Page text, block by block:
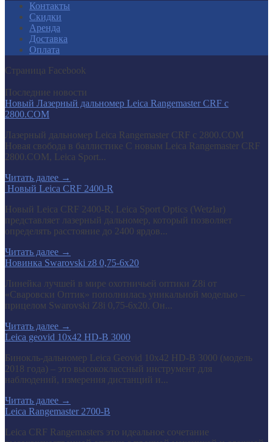
Контакты
Скидки
Аренда
Доставка
Оплата
Страница Facebook
Последние новости
Новый Лазерный дальномер Leica Rangemaster CRF с
2800.COM
Лазерный дальномер Leica Rangemaster CRF с 2800.COM
Новая свобода в баллистике С новым Leica Rangemaster CRF
2800.COM, Leica Sport...
Читать далее →
​ Новый Leica CRF 2400-R
Новый Leica CRF 2400-R, Leica Sport Optics (Wetzlar)
представляет лазерный дальномер, который позволяет
определять расстояние до 2400 ярдов...
Читать далее →
Новинка Swarovski z8 0,75-6x20
Линейка лучшей в мире охотничьей оптики Z8i от
«Сваровски Оптик» пополнилась уникальной моделью –
прицелом Swarovski Z8i 0,75-6x20. Он...
Читать далее →
Leica geovid 10x42 HD-B 3000
Бинокль-дальномер Leica Geovid 10x42 HD-В 3000 (модель
2018 года) – это высококлассный инструмент для
наблюдений, измерения дистанций и...
Читать далее →
Leica Rangemaster 2700-B
Leica CRF Rangemasters это идеальное сочетание